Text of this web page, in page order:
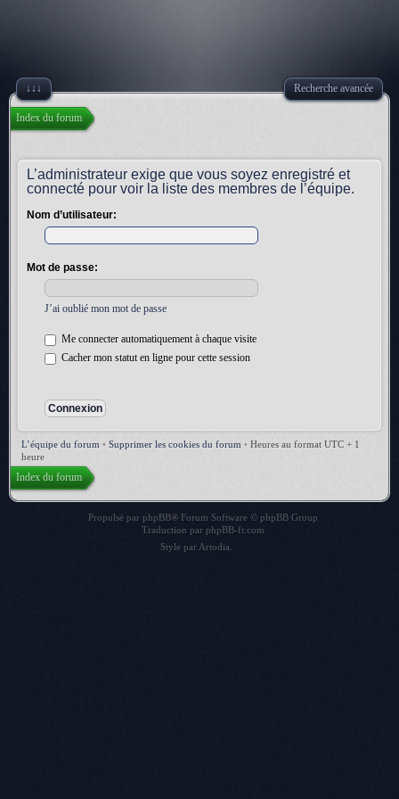
↓↓↓ Recherche avancée
Index du forum
L’administrateur exige que vous soyez enregistré et
connecté pour voir la liste des membres de l’équipe.
Nom d’utilisateur:
Mot de passe:
J’ai oublié mon mot de passe
Me connecter automatiquement à chaque visite
Cacher mon statut en ligne pour cette session
L’équipe du forum • Supprimer les cookies du forum • Heures au format UTC + 1
heure
Index du forum
Propulsé par phpBB® Forum Software © phpBB Group
Traduction par phpBB-fr.com
Style par Artodia